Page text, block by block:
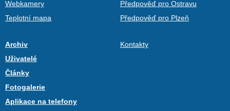
Webkamery
Teplotní mapa
Předpověď pro Ostravu
Předpověď pro Plzeň
Archiv
Uživatelé
Články
Fotogalerie
Aplikace na telefony
Kontakty